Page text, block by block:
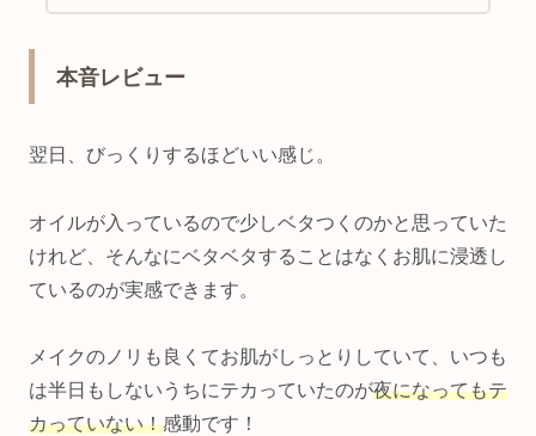
本音レビュー
翌日、びっくりするほどいい感じ。
オイルが入っているので少しベタつくのかと思っていた
けれど、そんなにベタベタすることはなくお肌に浸透し
ているのが実感できます。
メイクのノリも良くてお肌がしっとりしていて、いつも
は半日もしないうちにテカっていたのが夜になってもテ
カっていない！感動です！